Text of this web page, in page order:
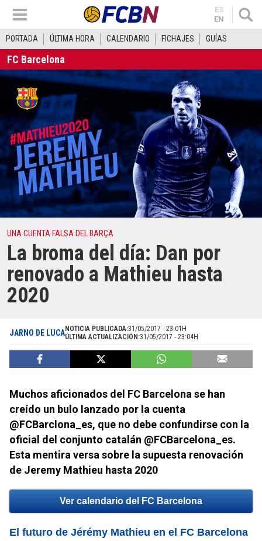
ES
EN
PORTADA ÚLTIMA HORA CALENDARIO FICHAJES GUÍAS
FC Barcelona
UNA CUENTA FALSA DEL BARÇA
La broma del día: Dan por
renovado a Mathieu hasta
2020
JARNO DE LUCANOTICIA PUBLICADA:31/05/2017 - 23:01H
ÚLTIMA ACTUALIZACIÓN:31/05/2017 - 23:04H
Muchos aficionados del FC Barcelona se han
creído un bulo lanzado por la cuenta
@FCBarclona_es, que no debe confundirse con la
oficial del conjunto catalán @FCBarcelona_es.
Esta mentira versa sobre la supuesta renovación
de Jeremy Mathieu hasta 2020
Ver calendario del FC Barcelona
El futuro de Jérémy Mathieu en el FC Barcelona